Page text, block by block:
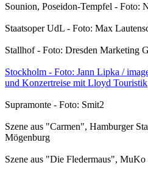
Sounion, Poseidon-Tempfel - Foto:
Staatsoper UdL - Foto: Max
Stallhof - Foto: Dresden Marketing
Stockholm - Foto: Jann Lipka /
und Konzertreise mit Lloyd Touristik
Supramonte - Foto: Smit2
Szene aus "Carmen", Hamburger
Mögenburg
Szene aus "Die Fledermaus",